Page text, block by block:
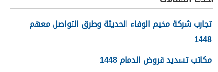
تجارب شركة مخيم الوفاء الحديثة وطرق التواصل معهم
1448
مكاتب تسديد قروض الدمام 1448